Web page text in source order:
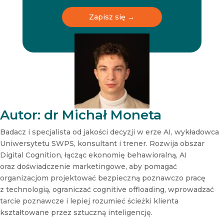
e
t
t
e
r
N
e
w
s
l
e
t
t
e
r
N
e
w
s
l
e
t
t
e
t
t
e
r
Zapisz się →
Autor: dr Michał Moneta
Badacz i specjalista od jakości decyzji w erze AI, wykładowca
Uniwersytetu SWPS, konsultant i trener. Rozwija obszar
Digital Cognition, łącząc ekonomię behawioralną, AI
oraz doświadczenie marketingowe, aby pomagać
organizacjom projektować bezpieczną poznawczo pracę
z technologią, ograniczać cognitive offloading, wprowadzać
tarcie poznawcze i lepiej rozumieć ścieżki klienta
kształtowane przez sztuczną inteligencję.